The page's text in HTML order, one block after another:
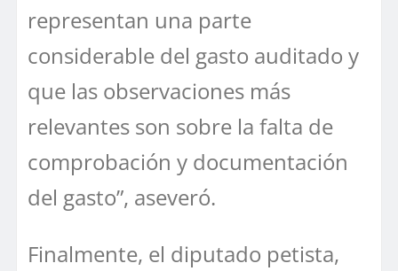
representan una parte
considerable del gasto auditado y
que las observaciones más
relevantes son sobre la falta de
comprobación y documentación
del gasto”, aseveró.
Finalmente, el diputado petista,